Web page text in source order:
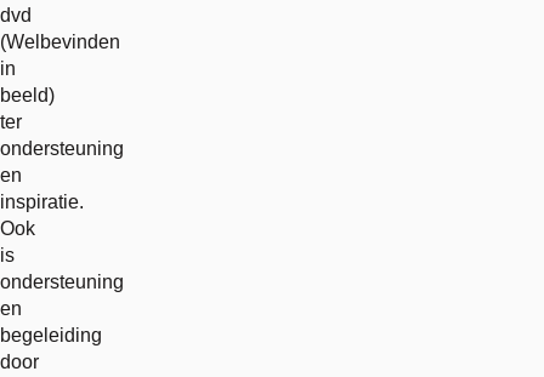
dvd
(Welbevinden
in
beeld)
ter
ondersteuning
en
inspiratie.
Ook
is
ondersteuning
en
begeleiding
door